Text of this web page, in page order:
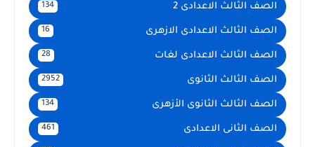
الصف الثالث الاعدادى 2 134
الصف الثالث الاعدادى الازهرى 16
الصف الثالث الاعدادى لغات 28
الصف الثالث الثانوى 2952
الصف الثالث الثانوى الأزهرى 134
الصف الثانى الاعدادى 461